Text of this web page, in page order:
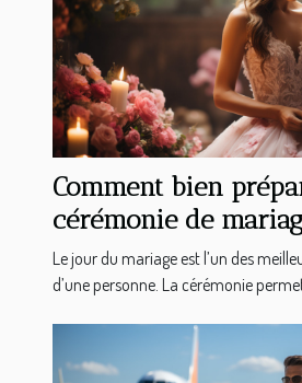
Comment bien
cérémonie de
Le jour du mariage est l’un des
d’une personne. La cérémonie